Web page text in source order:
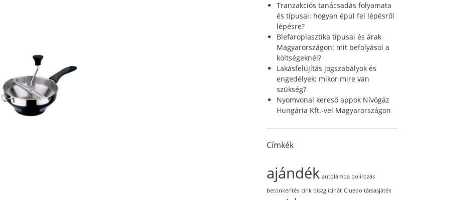
Tranzakciós tanácsadás folyamata
és típusai: hogyan épül fel lépésről
lépésre?
Blefaroplasztika típusai és árak
Magyarországon: mit befolyásol a
költségeknél?
Lakásfelújítás jogszabályok és
engedélyek: mikor mire van
szükség?
Nyomvonal kereső appok Nívógáz
Hungária Kft.-vel Magyarországon
Címkék
ajándék autólámpa polírozás
betonkerítés cink biszglicinát Cluedo társasjáték